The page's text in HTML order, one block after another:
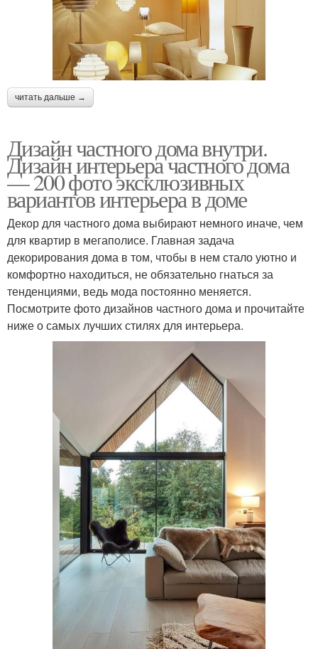
читать дальше →
Дизайн частного дома внутри.
Дизайн интерьера частного дома
— 200 фото эксклюзивных
вариантов интерьера в доме
Декор для частного дома выбирают немного иначе, чем
для квартир в мегаполисе. Главная задача
декорирования дома в том, чтобы в нем стало уютно и
комфортно находиться, не обязательно гнаться за
тенденциями, ведь мода постоянно меняется.
Посмотрите фото дизайнов частного дома и прочитайте
ниже о самых лучших стилях для интерьера.